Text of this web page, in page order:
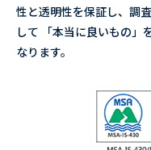
性と透明性を保証し、調
して 「本当に良いもの」
なります。